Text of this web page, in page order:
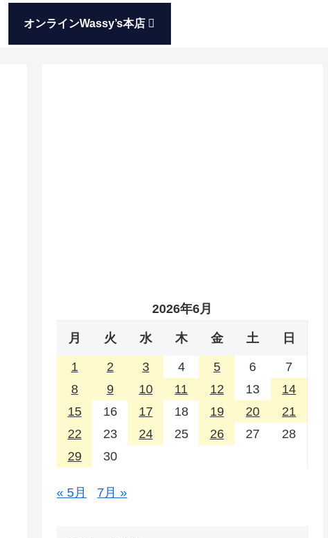
オンラインWassy’s本店
2026年6月
月 火 水 木 金 土 日
1 2 3 4 5 6
7
8
9 10 11 12 13
14
15
16 17 18 19 20
21
22
23 24 25 26 27
28
29
30
« 5月 7月 »